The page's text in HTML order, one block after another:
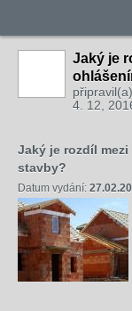
Jaký je
připravil(a)
4. 12,
Jaký je rozdíl
stavby?
Datum vydání: